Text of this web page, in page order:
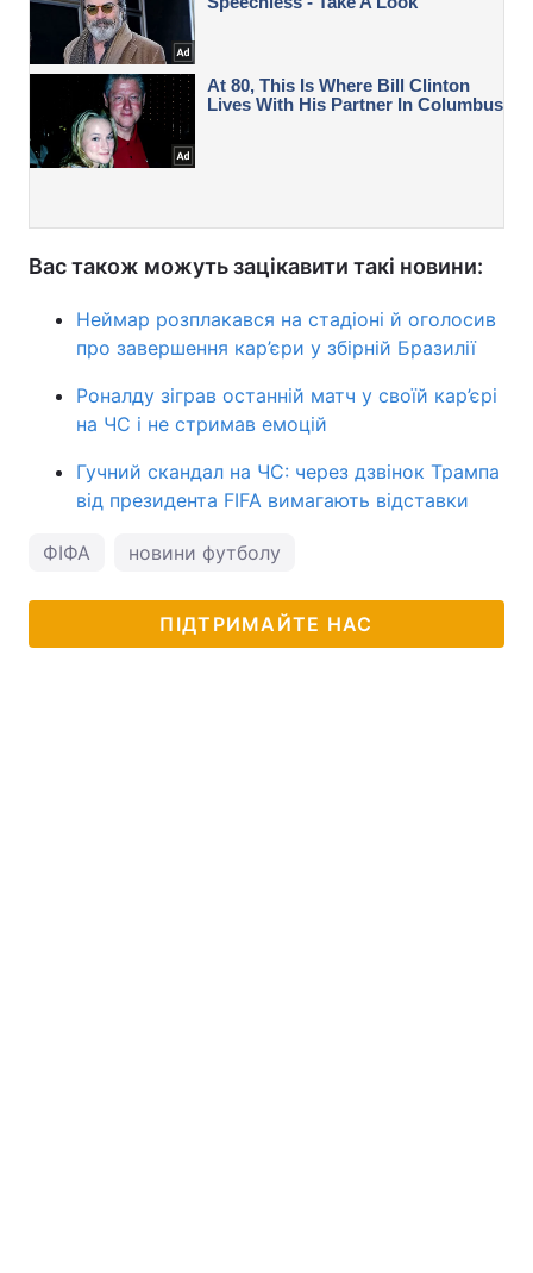
Вас також можуть зацікавити такі новини:
Неймар розплакався на стадіоні й оголосив
про завершення кар’єри у збірній Бразилії
Роналду зіграв останній матч у своїй кар’єрі
на ЧС і не стримав емоцій
Гучний скандал на ЧС: через дзвінок Трампа
від президента FIFA вимагають відставки
ФІФА новини футболу
ПІДТРИМАЙТЕ НАС